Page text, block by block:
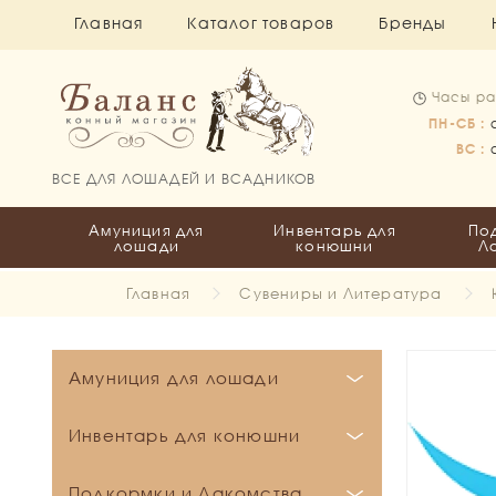
Главная Каталог товаров Бренды
ВСЕ ДЛЯ ЛОШАДЕЙ И ВСАДНИКОВ
Часы
ПН-СБ :
ВС :
Амуниция для
лошади
Инвентарь для
конюшни
Главная Сувениры и Литература
Амуниция для лошади
Инвентарь для конюшни